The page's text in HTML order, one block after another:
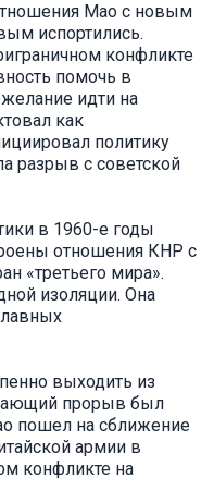
Мао с новым
испортились.
конфликте
помочь в
идти на
как
политику
разрыв с советской
в 1960-е годы
отношения КНР с
«третьего мира».
изоляции. Она
выходить из
прорыв был
пошел на сближение
армии в
конфликте на